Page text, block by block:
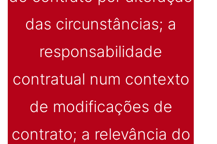
das circunstâncias; a
responsabilidade
contratual num contexto
de modificações de
contrato; a relevância do